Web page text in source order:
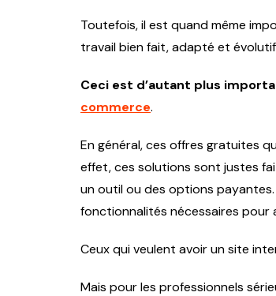
Toutefois, il est quand même
travail bien fait, adapté et
Ceci est d’autant plus
commerce.
En général, ces offres gratuites
effet, ces solutions sont justes
un outil ou des options
fonctionnalités nécessaires
Ceux qui veulent avoir un site
Mais pour les professionnels